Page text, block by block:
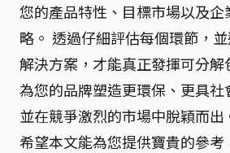
您的產品特性、目標市場以及
略。 透過仔細評估每個環節，
解決方案，才能真正發揮可分解
為您的品牌塑造更環保、更具社
並在競爭激烈的市場中脫穎而出
希望本文能為您提供寶貴的參